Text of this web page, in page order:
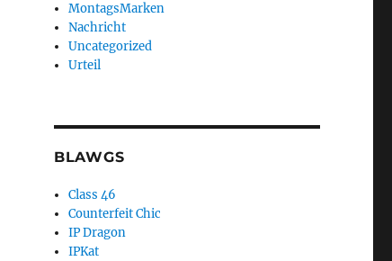
MontagsMarken
Nachricht
Uncategorized
Urteil
BLAWGS
Class 46
Counterfeit Chic
IP Dragon
IPKat